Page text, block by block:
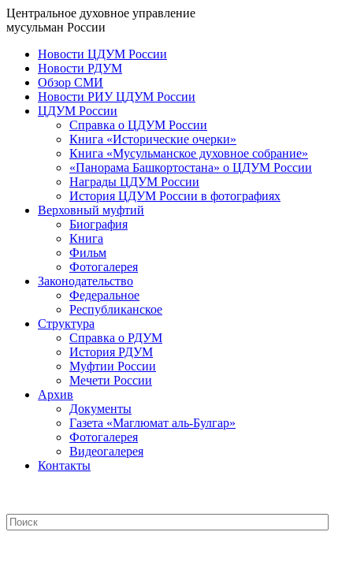
Центральное духовное управление
мусульман России
Новости ЦДУМ России
Новости РДУМ
Обзор СМИ
Новости РИУ ЦДУМ России
ЦДУМ России
Справка о ЦДУМ России
Книга «Исторические очерки»
Книга «Мусульманское духовное собрание»
«Панорама Башкортостана» о ЦДУМ России
Награды ЦДУМ России
История ЦДУМ России в фотографиях
Верховный муфтий
Биография
Книга
Фильм
Фотогалерея
Законодательство
Федеральное
Республиканское
Структура
Справка о РДУМ
История РДУМ
Муфтии России
Мечети России
Архив
Документы
Газета «Маглюмат аль-Булгар»
Фотогалерея
Видеогалерея
Контакты